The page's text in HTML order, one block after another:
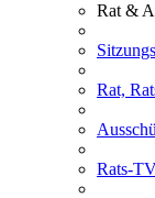
Rat &
Rat,
Rats-